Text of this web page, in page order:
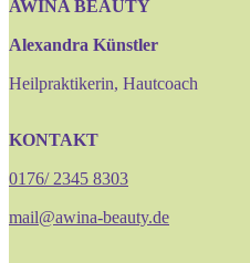
AWINA BEAUTY
Alexandra Künstler
Heilpraktikerin, Hautcoach
KONTAKT
0176/ 2345 8303
mail@awina-beauty.de